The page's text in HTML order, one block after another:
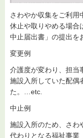
さわやか収集をご利用
休止や取りやめる場合
中止届出書」の提出を
変更例
介護度が変わり、担当
施設入所していた配偶
た。…etc.
中止例
施設入所のため、さわ
代わりとなる福祉事業